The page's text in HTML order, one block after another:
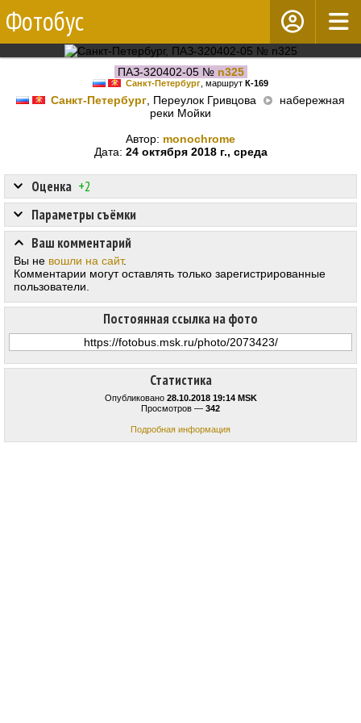
Фотобус
ПАЗ-320402-05 № n325
Санкт-Петербург , маршрут К-169
Санкт-Петербург , Переулок Гривцова
набережная
реки Мойки
Автор: monochrome
Дата: 24 октября 2018 г., среда
Статистика
Опубликовано 28.10.2018 19:14 MSK
Просмотров — 342
Подробная информация
Оценка +2
Постоянная ссылка на фото
Параметры съёмки
Ваш комментарий
Вы не вошли на сайт.
Комментарии могут оставлять только зарегистрированные
пользователи.